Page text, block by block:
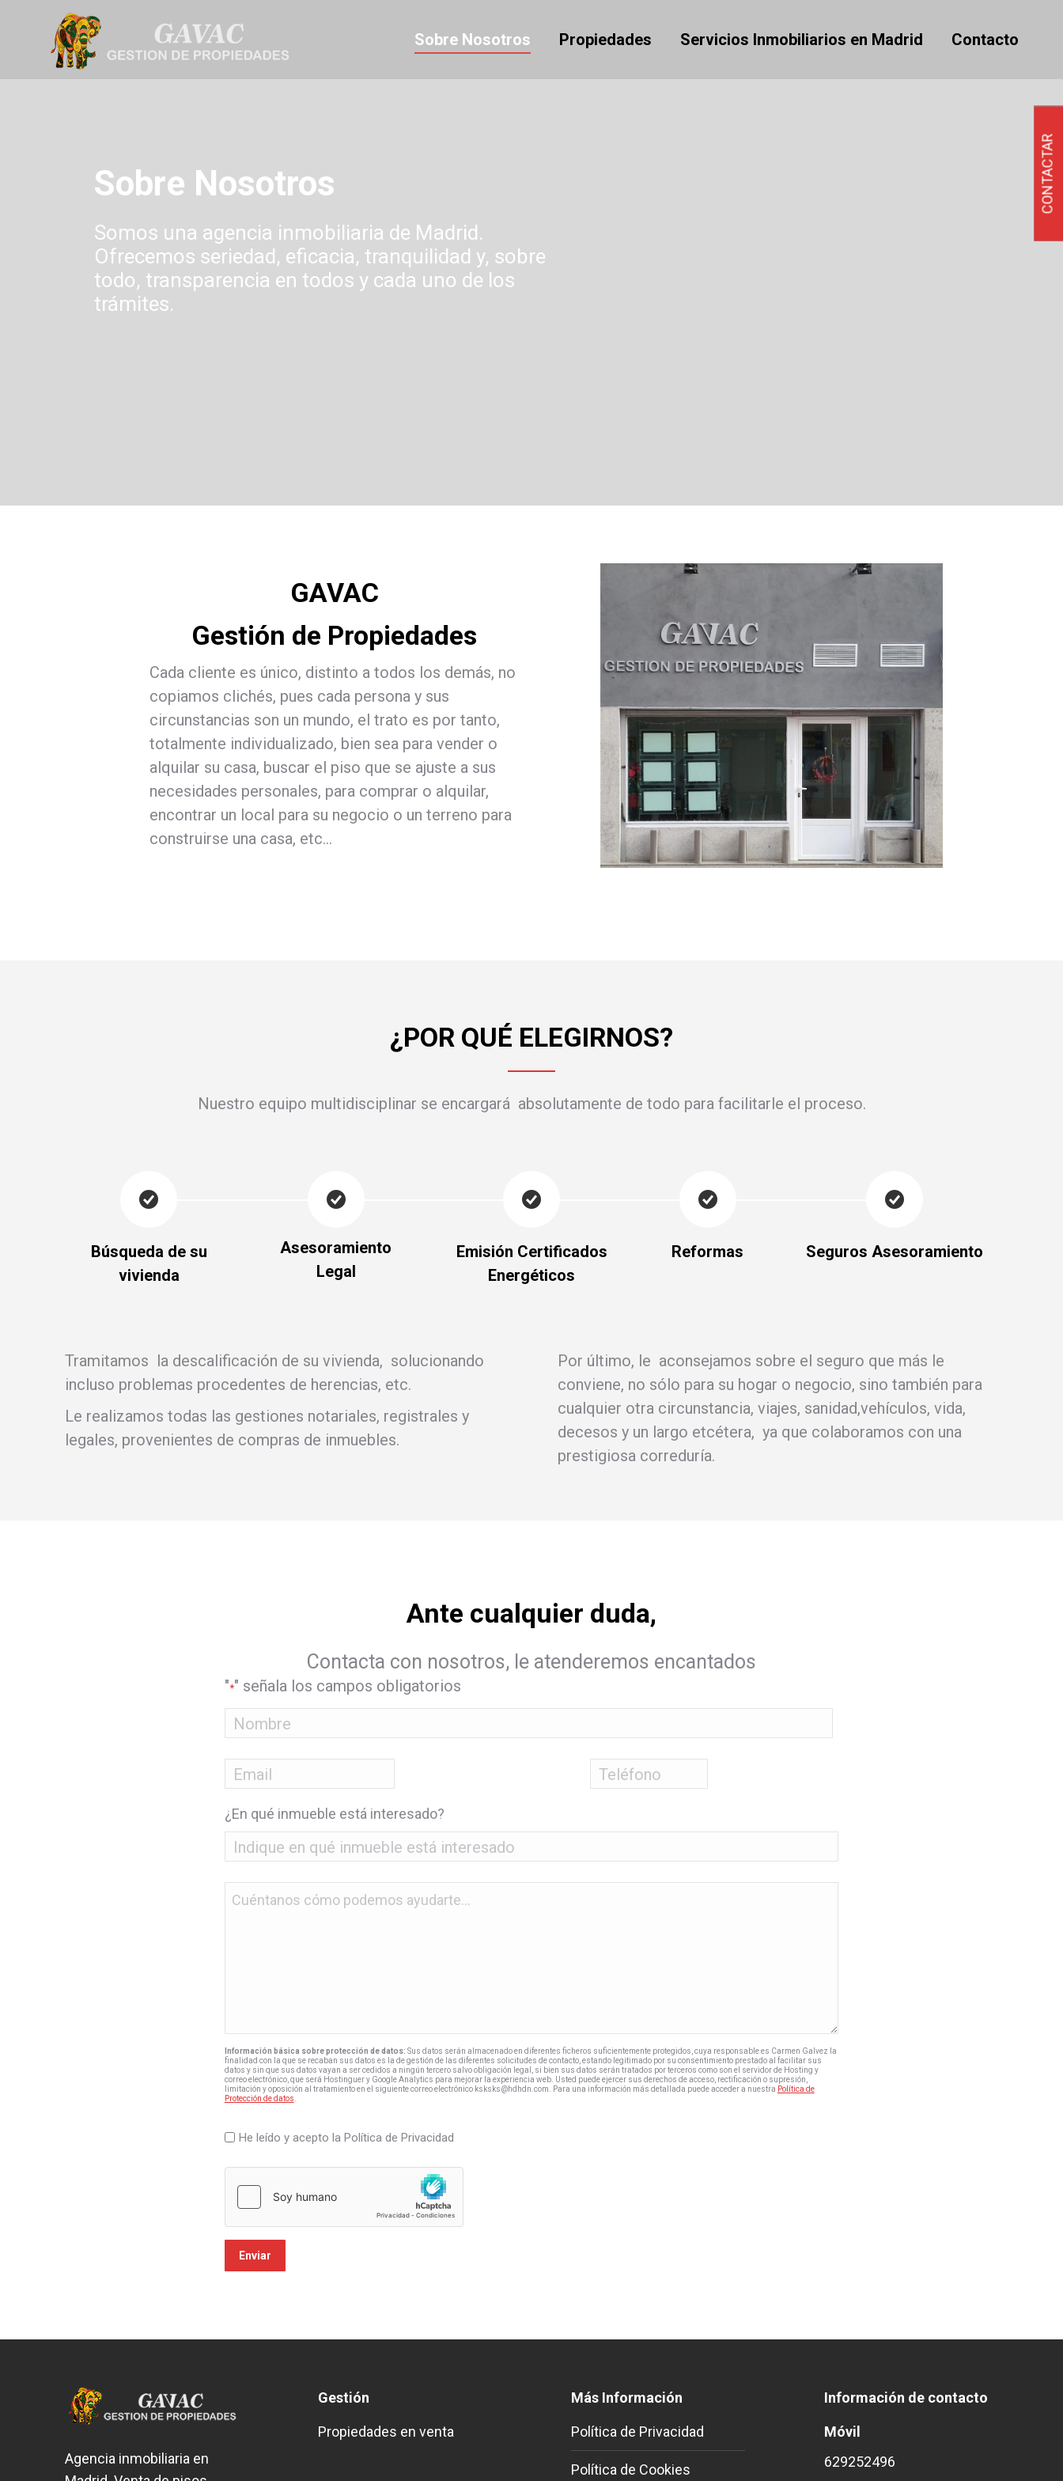
Sobre Nosotros Propiedades Servicios Inmobiliarios en Madrid Contacto
Sobre Nosotros
Somos una agencia inmobiliaria de Madrid.
Ofrecemos seriedad, eficacia, tranquilidad y, sobre
todo, transparencia en todos y cada uno de los
trámites.
GAVAC
Gestión de Propiedades
Cada cliente es único, distinto a todos los demás, no
copiamos clichés, pues cada persona y sus
circunstancias son un mundo, el trato es por tanto,
totalmente individualizado, bien sea para vender o
alquilar su casa, buscar el piso que se ajuste a sus
necesidades personales, para comprar o alquilar,
encontrar un local para su negocio o un terreno para
construirse una casa, etc…
¿POR QUÉ ELEGIRNOS?
Nuestro equipo multidisciplinar se encargará absolutamente de todo para facilitarle el proceso.
Búsqueda de su
vivienda
Asesoramiento
Legal
Emisión Certificados
Energéticos
Reformas Seguros Asesoramiento
Tramitamos la descalificación de su vivienda, solucionando
incluso problemas procedentes de herencias, etc.
Le realizamos todas las gestiones notariales, registrales y
legales, provenientes de compras de inmuebles.
Por último, le aconsejamos sobre el seguro que más le
conviene, no sólo para su hogar o negocio, sino también para
cualquier otra circunstancia, viajes, sanidad,vehículos, vida,
decesos y un largo etcétera, ya que colaboramos con una
prestigiosa correduría.
Ante cualquier duda,
Contacta con nosotros, le atenderemos encantados
"*" señala los campos obligatorios
Nombre
*
Nombre
Email
*
Teléfono
*
¿En qué inmueble está interesado?
Sin
Información básica sobre protección de datos: Sus datos serán almacenado en diferentes ficheros suficientemente protegidos, cuya responsable es Carmen Galvez la
finalidad con la que se recaban sus datos es la de gestión de las diferentes solicitudes de contacto, estando legitimado por su consentimiento prestado al facilitar sus
datos y sin que sus datos vayan a ser cedidos a ningún tercero salvo obligación legal, si bien sus datos serán tratados por terceros como son el servidor de Hosting y
correo electrónico, que será Hostinguer y Google Analytics para mejorar la experiencia web. Usted puede ejercer sus derechos de acceso, rectificación o supresión,
limitación y oposición al tratamiento en el siguiente correo electrónico ksksks@hdhdn.com. Para una información más detallada puede acceder a nuestra Política de
Protección de datos
SinHe leído y acepto la Política de Privacidad
Agencia inmobiliaria en
Gestión
Propiedades en venta
Más Información
Política de Privacidad
Política de Cookies
Información de contacto
Móvil
629252496
CONTACTAR